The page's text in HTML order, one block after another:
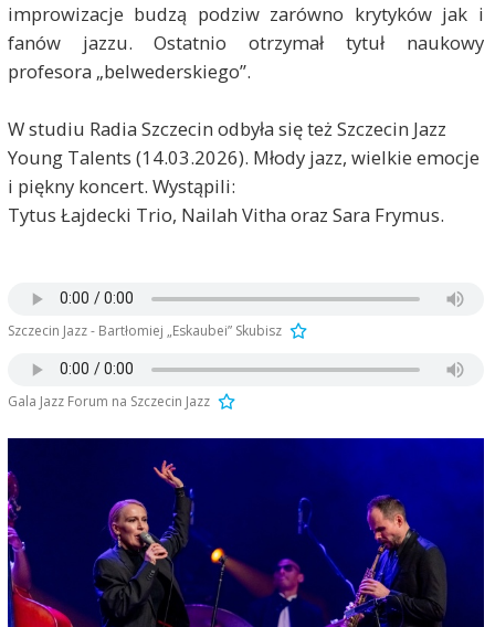
improwizacje budzą podziw zarówno krytyków jak i
fanów jazzu. Ostatnio otrzymał tytuł naukowy
profesora „belwederskiego”.
W studiu Radia Szczecin odbyła się też Szczecin Jazz
Young Talents (14.03.2026). Młody jazz, wielkie emocje
i piękny koncert. Wystąpili:
Tytus Łajdecki Trio, Nailah Vitha oraz Sara Frymus.
Szczecin Jazz - Bartłomiej „Eskaubei” Skubisz
Gala Jazz Forum na Szczecin Jazz